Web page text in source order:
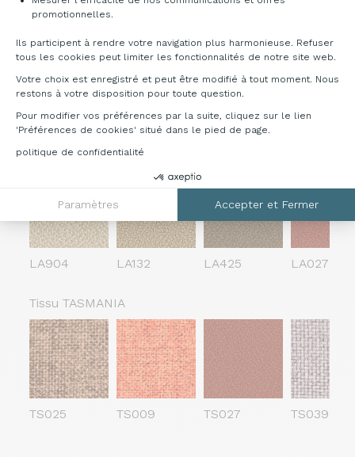
promotionnelles.
Ils participent à rendre votre navigation plus harmonieuse. Refuser
tous les cookies peut limiter les fonctionnalités de notre site web.
Votre choix est enregistré et peut être modifié à tout moment. Nous
restons à votre disposition pour toute question.
Pour modifier vos préférences par la suite, cliquez sur le lien
'Préférences de cookies' situé dans le pied de page.
politique de confidentialité
Paramètres Accepter et Fermer
Axeptio consent
ON045 ON413 ON479 ON343
Tissu LAVA
LA904 LA132 LA425 LA027
Tissu TASMANIA
TS025 TS009 TS027 TS039